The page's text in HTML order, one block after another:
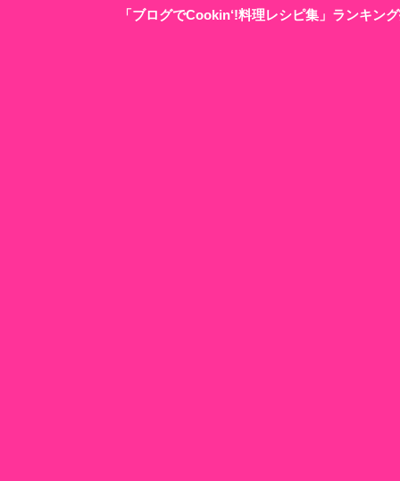
「ブログでCookin‘!料理レシピ集」ランキン